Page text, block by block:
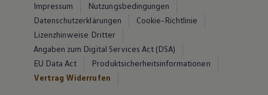
Impressum
Nutzungsbedingungen
Datenschutzerklärungen
Cookie-Richtlinie
Lizenzhinweise Dritter
Angaben zum Digital Services Act (DSA)
EU Data Act
Produktsicherheitsinformationen
Vertrag Widerrufen